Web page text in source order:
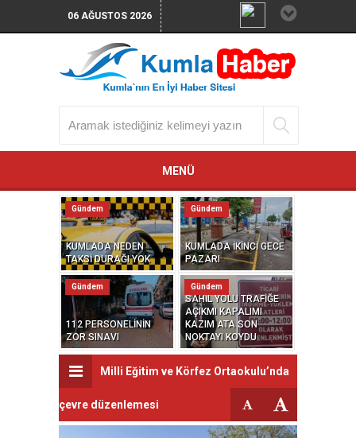
06 AĞUSTOS 2026
MENÜ
KUMLADA NEDEN
TAKSİ DURAĞI YOK
Gündem
KUMLADA İKİNCİ GECE
PAZARI
Gündem
112 PERSONELİNİN
ZOR SINAVI
Gündem
SAHİL YOLU TRAFİĞE
AÇIKMI KAPALIMI
KAZIM ATA SON
NOKTAYI KOYDU
Gündem
Milli Eğitim ve Körfez Ortaokulu’nda
çevre düzenlemesi